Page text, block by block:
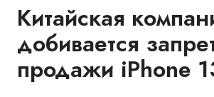
Китайская
добивается
продажи iPhone